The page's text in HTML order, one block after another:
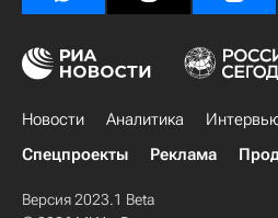
Новости Аналитика
Спецпроекты
Реклама
Версия 2023.1 Beta